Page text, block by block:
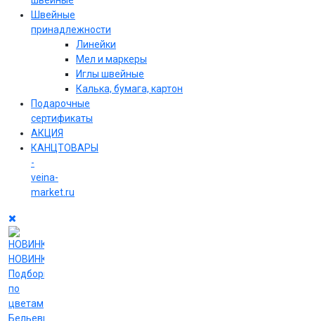
Швейные
принадлежности
Линейки
Мел и маркеры
Иглы швейные
Калька, бумага, картон
Подарочные
сертификаты
АКЦИЯ
КАНЦТОВАРЫ
-
veina-
market.ru
НОВИНКИ
Подборки
по
цветам
Бельевые